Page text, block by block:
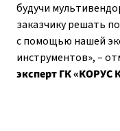
будучи
заказчику решать
с помощью нашей
инструментов», –
эксперт ГК «КОРУС